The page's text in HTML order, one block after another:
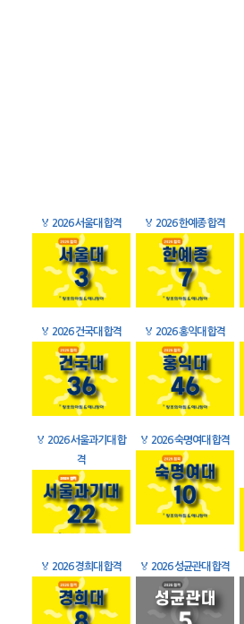
🏅 2026 서울대 합격 🏅 2026 한예종 합격
🏅 2026 건국대 합격 🏅 2026 홍익대 합격
🏅 2026 서울과기대 합
격
🏅 2026 숙명여대 합격
🏅 2026 경희대 합격 🏅 2026 성균관대 합격